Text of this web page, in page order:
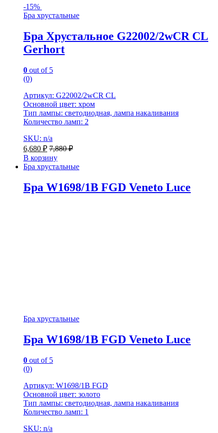
-15%
Бра хрустальные
Бра Хрустальное G22002/2wCR CL
Gerhort
0 out of 5
(0)
Артикул: G22002/2wCR CL
Основной цвет: хром
Тип лампы: светодиодная, лампа накаливания
Количество ламп: 2
SKU: n/a
6,680 ₽ 7,880₽
В корзину
Бра хрустальные
Бра W1698/1B FGD Veneto Luce
Бра хрустальные
Бра W1698/1B FGD Veneto Luce
0 out of 5
(0)
Артикул: W1698/1B FGD
Основной цвет: золото
Тип лампы: светодиодная, лампа накаливания
Количество ламп: 1
SKU: n/a